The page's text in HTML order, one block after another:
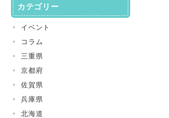
カテゴリー
イベント
コラム
三重県
京都府
佐賀県
兵庫県
北海道